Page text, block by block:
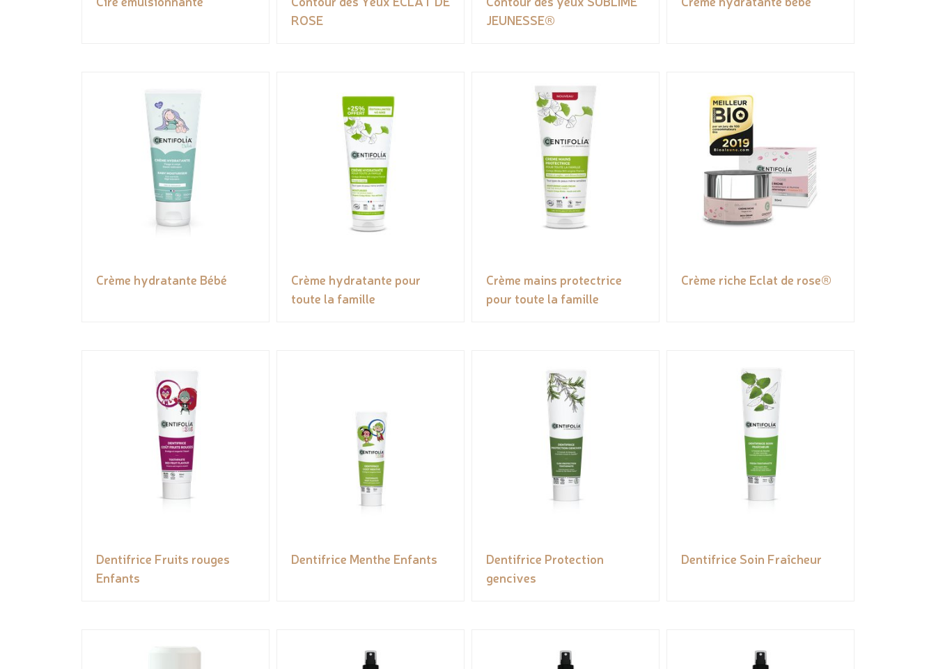
ROSE
JEUNESSE®
Crème hydratante Bébé
Crème hydratante pour
toute la famille
Crème mains protectrice
pour toute la famille
Crème riche Eclat de rose®
Dentifrice Fruits rouges
Enfants
Dentifrice Menthe Enfants
Dentifrice Protection
gencives
Dentifrice Soin Fraîcheur